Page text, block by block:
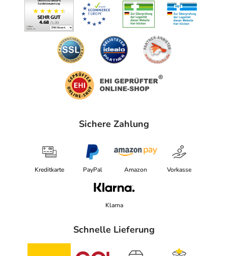
Sichere Zahlung
Kreditkarte PayPal Amazon Vorkasse
Klarna
Schnelle Lieferung